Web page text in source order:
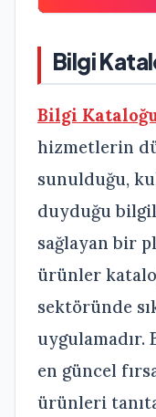
Bilgi
Bilgi
hizmetlerin
sunulduğu,
duyduğu
sağlayan bir
ürünler
sektöründe
en güncel
ürünleri